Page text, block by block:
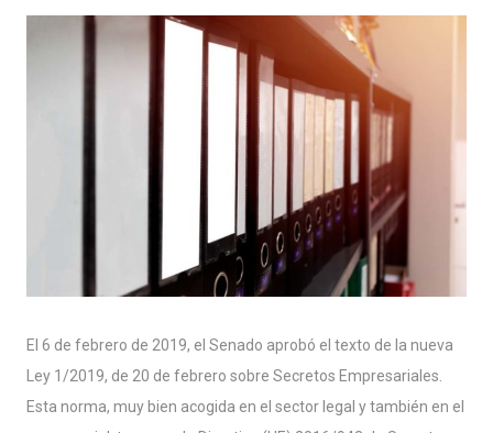
El 6 de febrero de 2019, el Senado aprobó el texto de la nueva
Ley 1/2019, de 20 de febrero sobre Secretos Empresariales.
Esta norma, muy bien acogida en el sector legal y también en el